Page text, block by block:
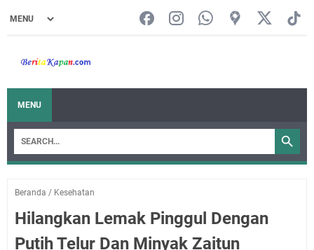
MENU
Beranda / Kesehatan
Hilangkan Lemak Pinggul Dengan
Putih Telur Dan Minyak Zaitun